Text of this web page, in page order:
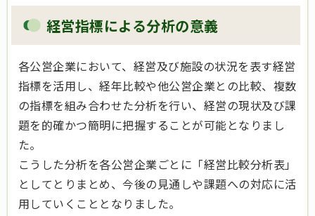
経営指標による分析の意義
各公営企業において、経営及び施設の状況を表す経営
指標を活用し、経年比較や他公営企業との比較、複数
の指標を組み合わせた分析を行い、経営の現状及び課
題を的確かつ簡明に把握することが可能となりまし
た。
こうした分析を各公営企業ごとに「経営比較分析表」
としてとりまとめ、今後の見通しや課題への対応に活
用していくこととなりました。